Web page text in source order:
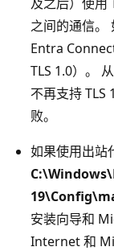
之间的通信。
Entra
TLS 1.0）。
不再支持 TLS
败。
如果使用出站
安装向导和
Internet 和